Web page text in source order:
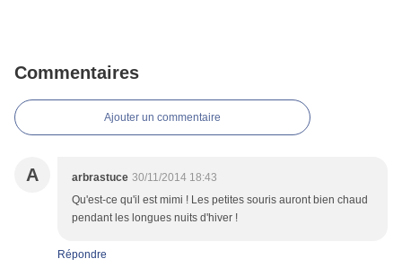
Commentaires
Ajouter un commentaire
A arbrastuce 30/11/2014 18:43
Qu'est-ce qu'il est mimi ! Les petites souris auront bien chaud
pendant les longues nuits d'hiver !
Répondre